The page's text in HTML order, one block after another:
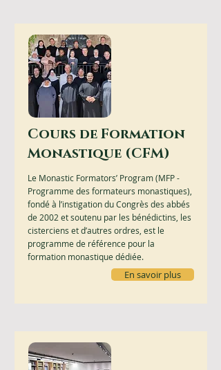
Cours de Formation
Monastique (CFM)
Le Monastic Formators’ Program (MFP -
Programme des formateurs monastiques),
fondé à l’instigation du Congrès des abbés
de 2002 et soutenu par les bénédictins, les
cisterciens et d’autres ordres, est le
programme de référence pour la
formation monastique dédiée.
En savoir plus